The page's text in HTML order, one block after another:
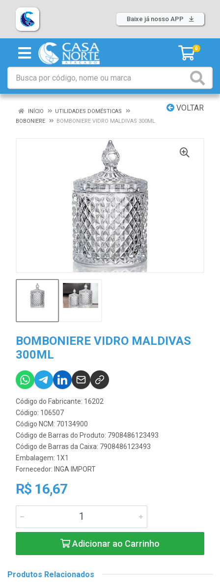
Baixe já nosso APP
0
VOLTAR
INÍCIO
UTILIDADES DOMÉSTICAS
BOBONIERE
BOMBONIERE VIDRO MALDIVAS 300ML
BOMBONIERE VIDRO MALDIVAS
300ML
Código do Fabricante: 16202
Código: 106507
Código NCM: 70134900
Código de Barras do Produto: 7908486123493
Código de Barras da Caixa: 7908486123493
Embalagem: 1X1
Fornecedor: INGA IMPORT
R$ 16,67
Adicionar ao Carrinho
Produtos Relacionados